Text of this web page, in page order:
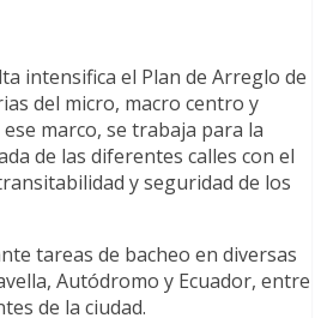
intensifica el Plan de Arreglo de
del micro, macro centro y
marco, se trabaja para la
de las diferentes calles con el
y seguridad de los
tareas de bacheo en diversas
Autódromo y Ecuador, entre
de la ciudad.